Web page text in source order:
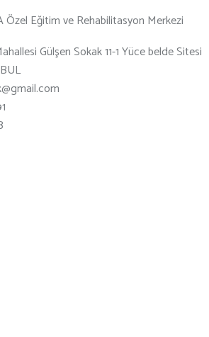
Özel Eğitim ve Rehabilitasyon Merkezi
Gülşen Sokak 11-1 Yüce belde Sitesi